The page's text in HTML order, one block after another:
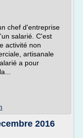
chef d'entreprise
salarié. C'est
activité non
artisanale
a pour
2016